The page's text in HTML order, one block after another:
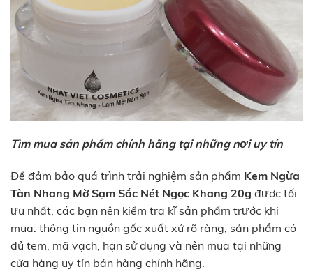
Tìm mua sản phẩm chính hãng tại những nơi uy tín
Để đảm bảo quá trình trải nghiệm sản phẩm Kem Ngừa
Tàn Nhang Mờ Sạm Sắc Nét Ngọc Khang 20g được tối
ưu nhất, các bạn nên kiểm tra kĩ sản phẩm trước khi
mua: thông tin nguồn gốc xuất xứ rõ ràng, sản phẩm có
đủ tem, mã vạch, hạn sử dụng và nên mua tại những
cửa hàng uy tín bán hàng chính hãng.